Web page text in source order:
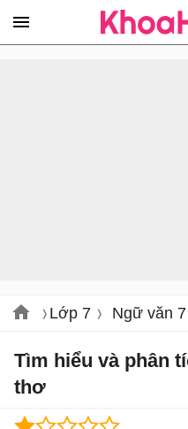
Lớp 7 Ngữ văn
Tìm hiểu và phân
thơ